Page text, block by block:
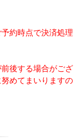
約時点で決済処理
後する場合がござ
めてまいりますの